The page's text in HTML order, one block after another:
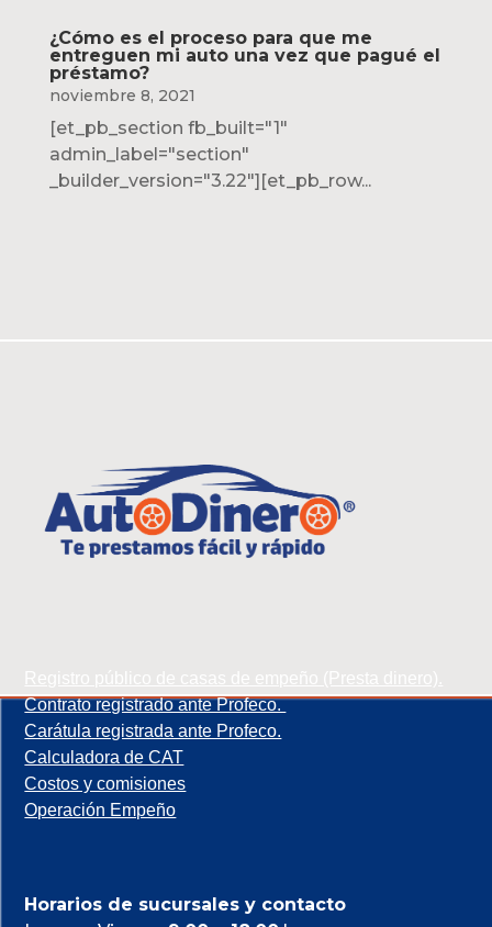
¿Cómo es el proceso para que me
entreguen mi auto una vez que pagué el
préstamo?
noviembre 8, 2021
[et_pb_section fb_built="1"
admin_label="section"
_builder_version="3.22"][et_pb_row...
Contrato registrado ante Profeco.
Carátula registrada ante Profeco.
Calculadora de CAT
Costos y comisiones
Operación Empeño
Horarios de sucursales y contacto